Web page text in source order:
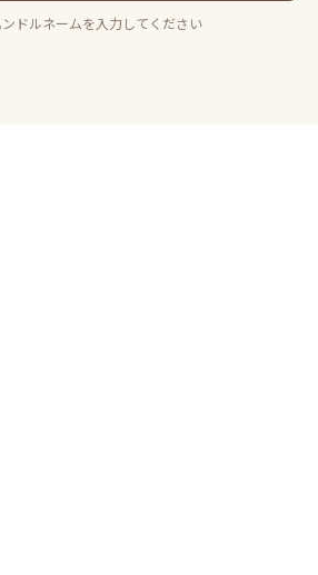
ドルネームを入力してください